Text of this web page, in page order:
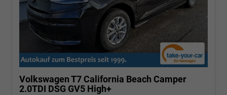
Volkswagen T7 California Beach Camper
2.0TDI DSG GV5 High+